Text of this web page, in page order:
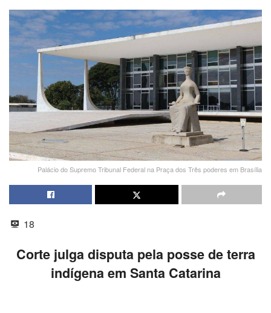
Palácio do Supremo Tribunal Federal na Praça dos Três poderes em Brasília
18
Corte julga disputa pela posse de terra
indígena em Santa Catarina